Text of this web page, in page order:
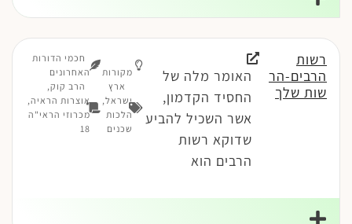
רשות
הרבים-הר
שות שלך
האומר מלה של
החסיד הקדמון,
אשר השכיל להביע
שדוקא רשות
הרבים הוא
מקורות
ארץ
ישראל,
הלכות
שכנים
חכמי הדורות
האחרונים
הרב קוק,
אוצרות הראיה,
מכרוזי הראי"ה
18